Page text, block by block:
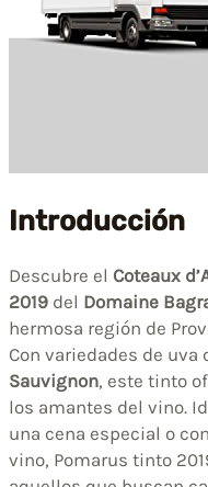
Introducción
Descubre el Coteaux
2019 del Domaine
hermosa región de
Con variedades de uva
Sauvignon, este tinto
los amantes del vino.
una cena especial o
vino, Pomarus tinto